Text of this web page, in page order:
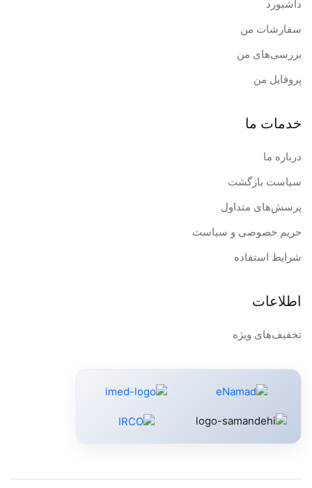
داشبورد
سفارشات من
بررسی‌های من
پروفایل من
خدمات ما
درباره ما
سیاست بازگشت
پرسش‌های متداول
حریم خصوصی و سیاست
شرایط استفاده
اطلاعات
تخفیف‌های ویژه